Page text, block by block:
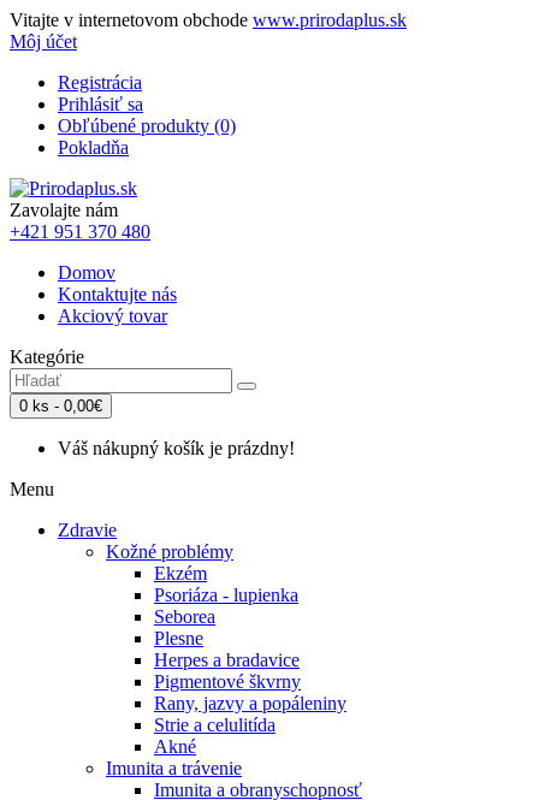
Vitajte v internetovom obchode www.prirodaplus.sk
Môj účet
Registrácia
Prihlásiť sa
Obľúbené produkty (0)
Pokladňa
Zavolajte nám
+421 951 370 480
Domov
Kontaktujte nás
Akciový tovar
Kategórie
0 ks - 0,00€
Váš nákupný košík je prázdny!
Menu
Zdravie
Kožné problémy
Ekzém
Psoriáza - lupienka
Seborea
Plesne
Herpes a bradavice
Pigmentové škvrny
Rany, jazvy a popáleniny
Strie a celulitída
Akné
Imunita a trávenie
Imunita a obranyschopnosť